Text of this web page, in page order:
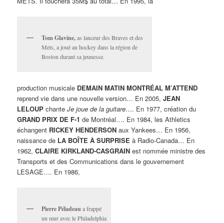
Tom Glavine,as lanceur des Braves et des
Mets, a joué au hockey dans la région de
Boston durant sa jeunesse.
production musicale DEMAIN MATIN MONTRÉAL M’ATTEND
reprend vie dans une nouvelle version… En 2005,JEAN
LELOUP chanteJe joue de la guitare…. En 1977, création du
GRAND PRIX DE F-1 de Montréal…. En 1984, les Athletics
échangent RICKEY HENDERSON aux Yankees… En 1956,
naissance de LA BOÎTE ÀSURPRISE à Radio-Canada… En
1962,CLAIRE KIRKLAND-CASGRAIN est nommée ministre des
Transports et des Communications dans le gouvernement
LESAGE…. En 1986,
Pierre Péladeaua frappé
un mur avec le Philadelphia